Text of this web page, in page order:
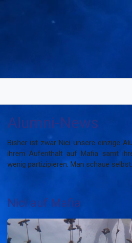
Alumni-News
Bisher ist zwar Nici unsere einzige
ihrem Aufenthalt auf Mafia samt
wenig partizipieren. Man schaue selbst.
Nici auf Mafia